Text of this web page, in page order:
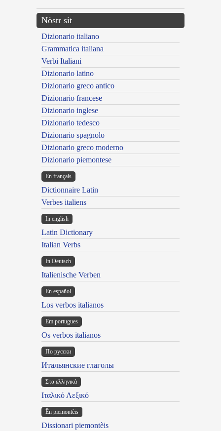
Nòstr sit
Dizionario italiano
Grammatica italiana
Verbi Italiani
Dizionario latino
Dizionario greco antico
Dizionario francese
Dizionario inglese
Dizionario tedesco
Dizionario spagnolo
Dizionario greco moderno
Dizionario piemontese
En français
Dictionnaire Latin
Verbes italiens
In english
Latin Dictionary
Italian Verbs
In Deutsch
Italienische Verben
En español
Los verbos italianos
Em portugues
Os verbos italianos
По русски
Итальянские глаголы
Στα ελληνικά
Ιταλικό Λεξικό
Ën piemontèis
Dissionari piemontèis